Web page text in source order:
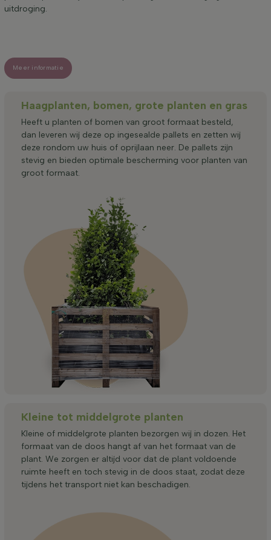
uitdroging.
Meer informatie
Haagplanten, bomen, grote planten en gras
Heeft u planten of bomen van groot formaat besteld,
dan leveren wij deze op ingesealde pallets en zetten wij
deze rondom uw huis of oprijlaan neer. De pallets zijn
stevig en bieden optimale bescherming voor planten van
groot formaat.
Kleine tot middelgrote planten
Kleine of middelgrote planten bezorgen wij in dozen. Het
formaat van de doos hangt af van het formaat van de
plant. We zorgen er altijd voor dat de plant voldoende
ruimte heeft en toch stevig in de doos staat, zodat deze
tijdens het transport niet kan beschadigen.